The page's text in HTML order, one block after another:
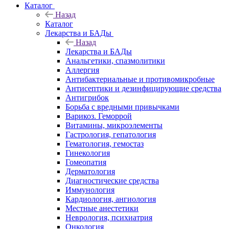
Каталог
Назад
Каталог
Лекарства и БАДы
Назад
Лекарства и БАДы
Анальгетики, спазмолитики
Аллергия
Антибактериальные и противомикробные
Антисептики и дезинфицирующие средства
Антигрибок
Борьба с вредными привычками
Варикоз. Геморрой
Витамины, микроэлементы
Гастрология, гепатология
Гематология, гемостаз
Гинекология
Гомеопатия
Дерматология
Диагностические средства
Иммунология
Кардиология, ангиология
Местные анестетики
Неврология, психиатрия
Онкология